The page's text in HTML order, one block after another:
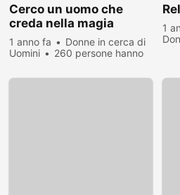
Cerco un uomo che
creda nella magia
dell’amore
1 anno fa
Donne in cerca di
Uomini
260 persone hanno
1